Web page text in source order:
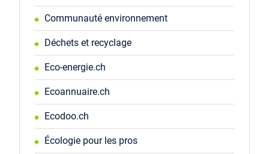
Communauté environnement
Déchets et recyclage
Eco-energie.ch
Ecoannuaire.ch
Ecodoo.ch
Écologie pour les pros